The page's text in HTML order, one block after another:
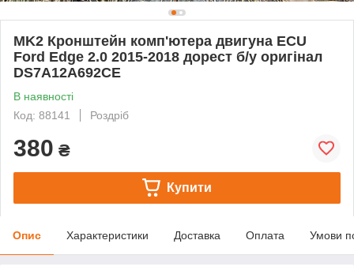
MK2 Кронштейн комп'ютера двигуна ECU
Ford Edge 2.0 2015-2018 дорест б/у оригінал
DS7A12A692CE
В наявності
Код: 88141
Роздріб
380 ₴
Купити
Опис Характеристики Доставка Оплата Умови